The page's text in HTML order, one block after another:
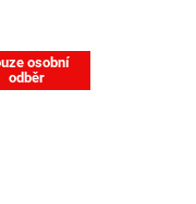
osobní
odběr